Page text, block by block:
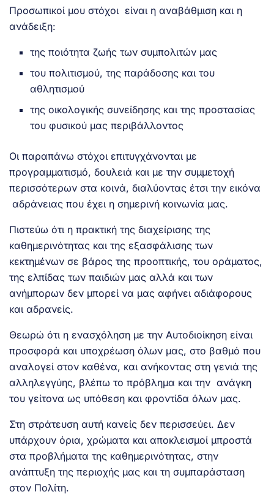
Προσωπικοί μου στόχοι είναι η αναβάθμιση και η
ανάδειξη:
της ποιότητα ζωής των συμπολιτών μας
του πολιτισμού, της παράδοσης και του
αθλητισμού
της οικολογικής συνείδησης και της προστασίας
του φυσικού μας περιβάλλοντος
Οι παραπάνω στόχοι επιτυγχάνονται με
προγραμματισμό, δουλειά και με την συμμετοχή
περισσότερων στα κοινά, διαλύοντας έτσι την εικόνα
αδράνειας που έχει η σημερινή κοινωνία μας.
Πιστεύω ότι η πρακτική της διαχείρισης της
καθημερινότητας και της εξασφάλισης των
κεκτημένων σε βάρος της προοπτικής, του οράματος,
της ελπίδας των παιδιών μας αλλά και των
ανήμπορων δεν μπορεί να μας αφήνει αδιάφορους
και αδρανείς.
Θεωρώ ότι η ενασχόληση με την Αυτοδιοίκηση είναι
προσφορά και υποχρέωση όλων μας, στο βαθμό που
αναλογεί στον καθένα, και ανήκοντας στη γενιά της
αλληλεγγύης, βλέπω το πρόβλημα και την ανάγκη
του γείτονα ως υπόθεση και φροντίδα όλων μας.
Στη στράτευση αυτή κανείς δεν περισσεύει. Δεν
υπάρχουν όρια, χρώματα και αποκλεισμοί μπροστά
στα προβλήματα της καθημερινότητας, στην
ανάπτυξη της περιοχής μας και τη συμπαράσταση
στον Πολίτη.